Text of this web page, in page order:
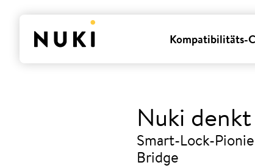
Kompatibilitäts-
Nuki
Smart-Lock-
Bridge